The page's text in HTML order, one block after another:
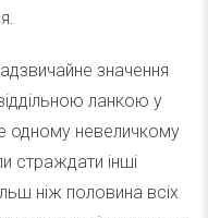
значення
ланкою у
одному невеличкому
страждати інші
ніж половина всіх